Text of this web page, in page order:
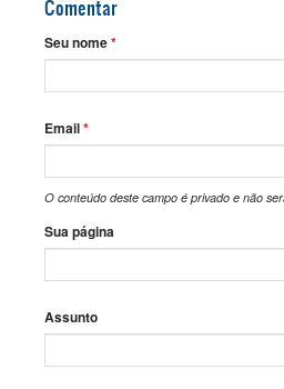
Comentar
Seu nome*
Email*
O conteúdo deste campo é privado e não
Sua página
Assunto